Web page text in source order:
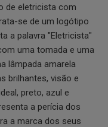
de eletricista com
se de um logótipo
a palavra "Eletricista"
uma tomada e uma
lâmpada amarela
brilhantes, visão e
preto, azul e
a perícia dos
a marca dos seus